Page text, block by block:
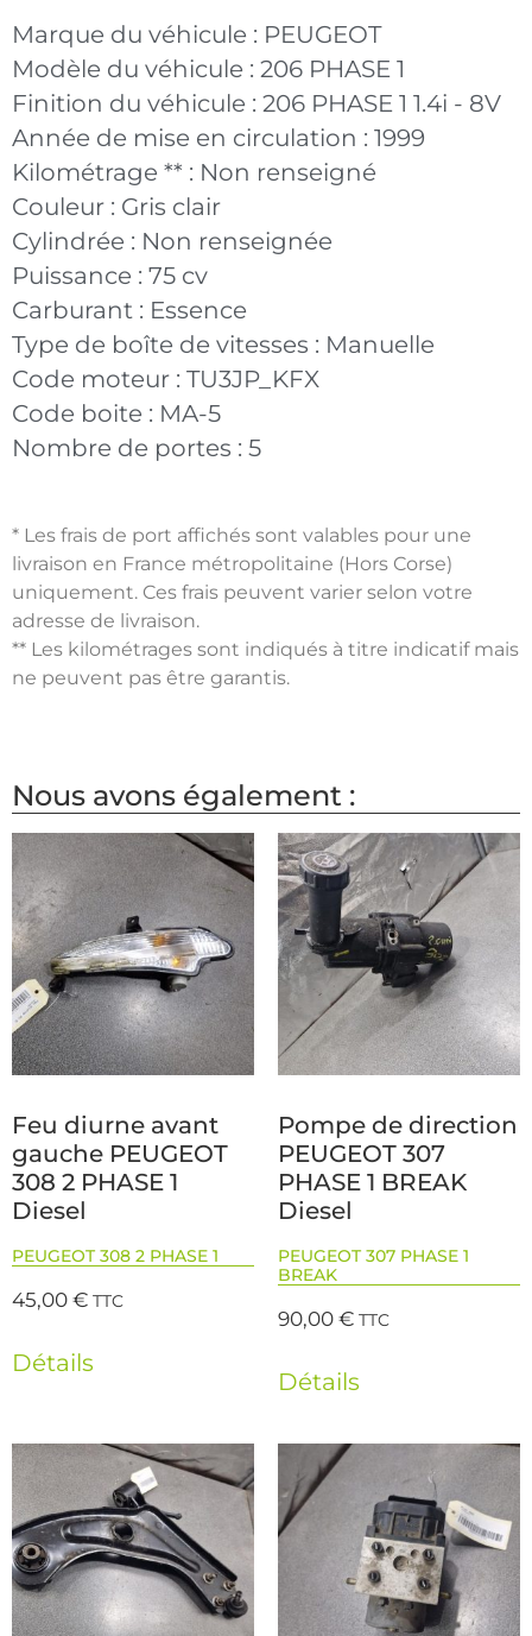
Marque du véhicule : PEUGEOT
Modèle du véhicule : 206 PHASE 1
Finition du véhicule : 206 PHASE 1 1.4i - 8V
Année de mise en circulation : 1999
Kilométrage ** : Non renseigné
Couleur : Gris clair
Cylindrée : Non renseignée
Puissance : 75 cv
Carburant : Essence
Type de boîte de vitesses : Manuelle
Code moteur : TU3JP_KFX
Code boite : MA-5
Nombre de portes : 5
* Les frais de port affichés sont valables pour une
livraison en France métropolitaine (Hors Corse)
uniquement. Ces frais peuvent varier selon votre
adresse de livraison.
** Les kilométrages sont indiqués à titre indicatif mais
ne peuvent pas être garantis.
Nous avons également :
Feu diurne avant
gauche PEUGEOT
308 2 PHASE 1
Diesel
PEUGEOT 308 2 PHASE 1
45,00€ TTC
Détails
Pompe de direction
PEUGEOT 307
PHASE 1 BREAK
Diesel
PEUGEOT 307 PHASE 1
BREAK
90,00€ TTC
Détails